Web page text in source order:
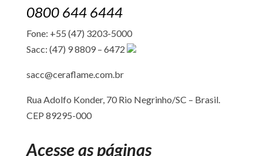
0800 644 6444
Fone: +55 (47) 3203-5000
Sacc: (47) 9 8809 – 6472
sacc@ceraflame.com.br
Rua Adolfo Konder, 70 Rio Negrinho/SC – Brasil.
CEP 89295-000
Acesse as páginas